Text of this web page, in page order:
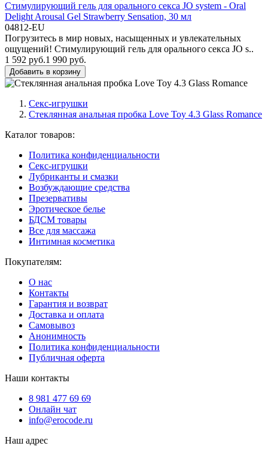
Стимулирующий гель для орального секса JO system - Oral
Delight Arousal Gel Strawberry Sensation, 30 мл
04812-EU
Погрузитесь в мир новых, насыщенных и увлекательных
ощущений! Стимулирующий гель для орального секса JO s..
1 592 руб.1 990 руб.
Добавить в корзину
Секс-игрушки
Стеклянная анальная пробка Love Toy 4.3 Glass Romance
Каталог товаров:
Политика конфиденциальности
Секс-игрушки
Лубриканты и смазки
Возбуждающие средства
Презервативы
Эротическое белье
БДСМ товары
Все для массажа
Интимная косметика
Покупателям:
О нас
Контакты
Гарантия и возврат
Доставка и оплата
Самовывоз
Анонимность
Политика конфиденциальности
Публичная оферта
Наши контакты
8 981 477 69 69
Онлайн чат
info@erocode.ru
Наш адрес